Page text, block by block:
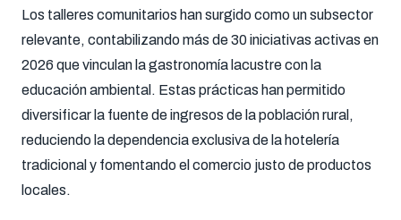
Los talleres comunitarios han surgido como un subsector
relevante, contabilizando más de 30 iniciativas activas en
2026 que vinculan la gastronomía lacustre con la
educación ambiental. Estas prácticas han permitido
diversificar la fuente de ingresos de la población rural,
reduciendo la dependencia exclusiva de la hotelería
tradicional y fomentando el comercio justo de productos
locales.